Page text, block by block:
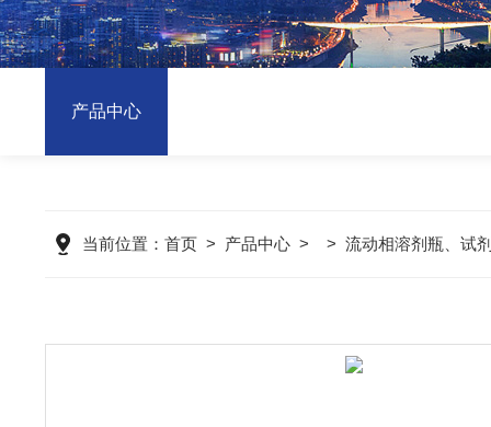
产品中心
当前位置： 首页> 产品中心> > 流动相溶剂瓶、试